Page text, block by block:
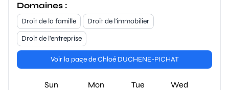
Domaines :
Droit de la famille
Droit de l'immobilier
Droit de l'entreprise
Voir la page de Chloé DUCHENE-PICHAT
Sun
Mon
Tue
Wed